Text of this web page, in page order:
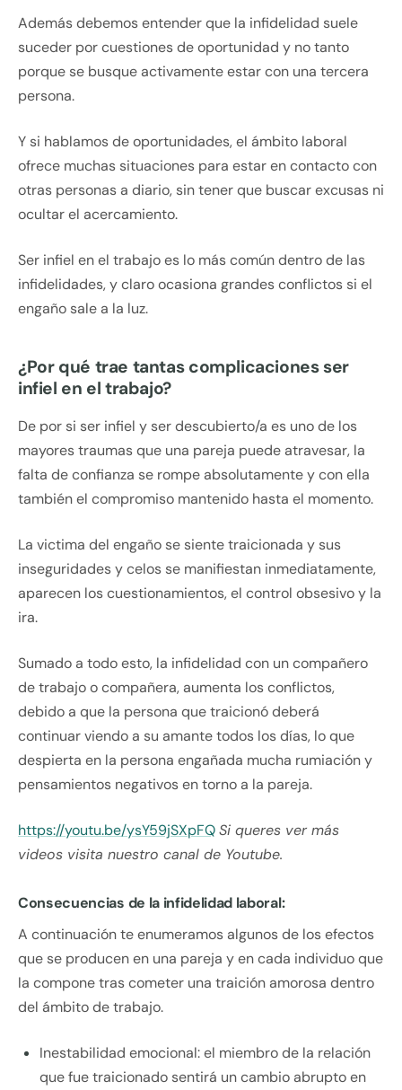
Además debemos entender que la infidelidad suele
suceder por cuestiones de oportunidad y no tanto
porque se busque activamente estar con una tercera
persona.
Y si hablamos de oportunidades, el ámbito laboral
ofrece muchas situaciones para estar en contacto con
otras personas a diario, sin tener que buscar excusas ni
ocultar el acercamiento.
Ser infiel en el trabajo es lo más común dentro de las
infidelidades, y claro ocasiona grandes conflictos si el
engaño sale a la luz.
¿Por qué trae tantas complicaciones ser
infiel en el trabajo?
De por si ser infiel y ser descubierto/a es uno de los
mayores traumas que una pareja puede atravesar, la
falta de confianza se rompe absolutamente y con ella
también el compromiso mantenido hasta el momento.
La victima del engaño se siente traicionada y sus
inseguridades y celos se manifiestan inmediatamente,
aparecen los cuestionamientos, el control obsesivo y la
ira.
Sumado a todo esto, la infidelidad con un compañero
de trabajo o compañera, aumenta los conflictos,
debido a que la persona que traicionó deberá
continuar viendo a su amante todos los días, lo que
despierta en la persona engañada mucha rumiación y
pensamientos negativos en torno a la pareja.
https://youtu.be/ysY59jSXpFQSi queres ver más
videos visita nuestro canal de Youtube.
Consecuencias de la infidelidad laboral:
A continuación te enumeramos algunos de los efectos
que se producen en una pareja y en cada individuo que
la compone tras cometer una traición amorosa dentro
del ámbito de trabajo.
Inestabilidad emocional: el miembro de la relación
que fue traicionado sentirá un cambio abrupto en